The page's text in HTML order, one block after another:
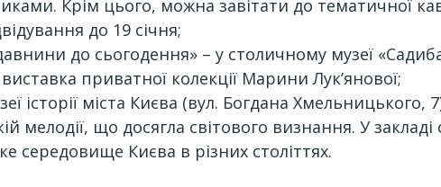
Крім цього, можна завітати до тематичної
до 19 січня;
до сьогодення» – у столичному музеї
приватної колекції Марини Лук’янової;
історії міста Києва (вул. Богдана Хмельницького,
мелодії, що досягла світового визнання. У
середовище Києва в різних століттях.